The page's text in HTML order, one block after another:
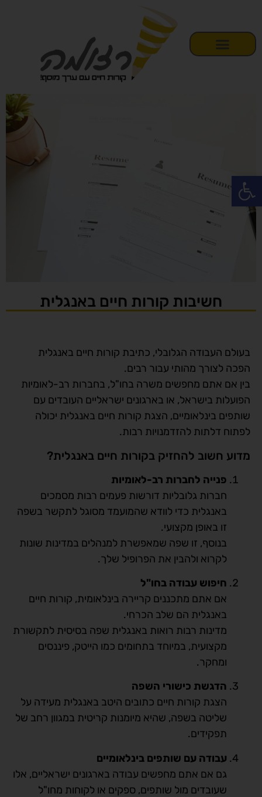
פתח סרגל נגישות
חשיבות קורות חיים באנגלית
בעולם העבודה הגלובלי, כתיבת קורות חיים באנגלית
הפכה לצורך מהותי עבור רבים.
בין אם אתם מחפשים משרה בחו"ל, בחברות רב-לאומיות
הפועלות בישראל, או בארגונים ישראליים העובדים עם
שותפים בינלאומיים, הצגת קורות חיים באנגלית יכולה
לפתוח דלתות להזדמנויות רבות.
מדוע חשוב להחזיק בקורות חיים באנגלית?
פנייה לחברות רב-לאומיות
חברות גלובליות דורשות פעמים רבות מסמכים
באנגלית כדי לוודא שהמועמד מסוגל לתקשר בשפה
זו באופן מקצועי.
בנוסף, זו שפה שמאפשרת למנהלים במדינות שונות
לקרוא ולהבין את הפרופיל שלך.
חיפוש עבודה בחו"ל
אם אתם מתכננים קריירה בינלאומית, קורות חיים
באנגלית הם שלב הכרחי.
מדינות רבות רואות באנגלית שפה בסיסית לתקשורת
מקצועית, במיוחד בתחומים כמו הייטק, פיננסים
ומחקר.
הדגשת כישורי השפה
הצגת קורות חיים כתובים היטב באנגלית מעידה על
שליטה בשפה, שהיא מיומנות קריטית במגוון רחב של
תפקידים.
עבודה עם שותפים בינלאומיים
גם אם אתם מחפשים עבודה בארגונים ישראליים, אלו
שעובדים מול שותפים, ספקים או לקוחות מחו"ל